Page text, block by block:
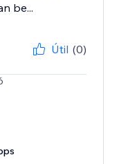
be...
Útil (0)